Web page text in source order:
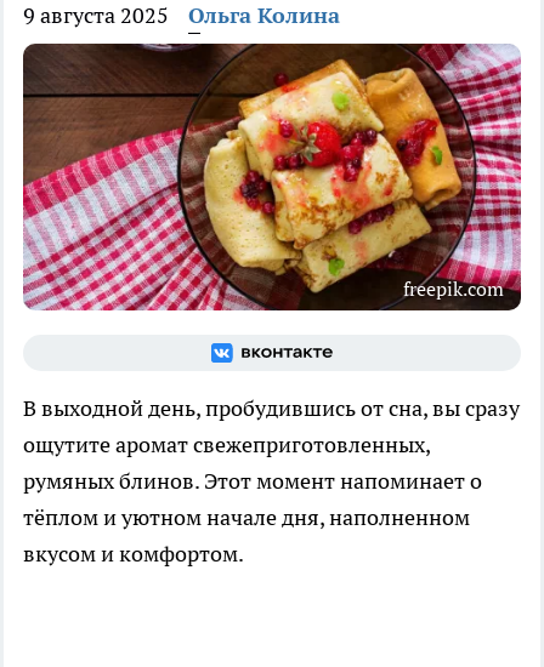
9 августа 2025 Ольга Колина
freepik.com
В выходной день, пробудившись от сна, вы сразу
ощутите аромат свежеприготовленных,
румяных блинов. Этот момент напоминает о
тёплом и уютном начале дня, наполненном
вкусом и комфортом.